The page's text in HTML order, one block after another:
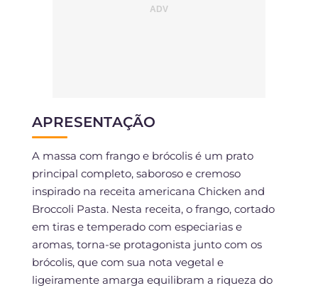
APRESENTAÇÃO
A massa com frango e brócolis é um prato
principal completo, saboroso e cremoso
inspirado na receita americana Chicken and
Broccoli Pasta. Nesta receita, o frango, cortado
em tiras e temperado com especiarias e
aromas, torna-se protagonista junto com os
brócolis, que com sua nota vegetal e
ligeiramente amarga equilibram a riqueza do